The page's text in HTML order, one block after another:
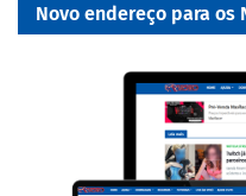
Novo endereço para os